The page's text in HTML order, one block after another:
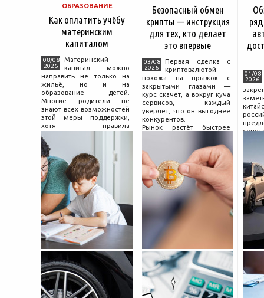
ОБРАЗОВАНИЕ
Как оплатить учёбу
материнским
капиталом
08/08
2026
Материнский
капитал можно
направить не только на
жильё, но и на
образование детей.
Многие родители не
знают всех возможностей
этой меры поддержки,
хотя правила
учёбу довольно понятны,
если разобраться в них
заранее и подготовить
Безопасный обмен
крипты — инструкция
для тех, кто делает
это впервые
03/08
2026
Первая сделка с
криптовалютой
похожа на прыжок с
закрытыми глазами —
курс скачет, а вокруг куча
сервисов, каждый
уверяет, что он выгоднее
конкурентов.
Рынок растёт быстрее
поведения на нём.
Петербургские
криптообменники,
московские
01/08
2026